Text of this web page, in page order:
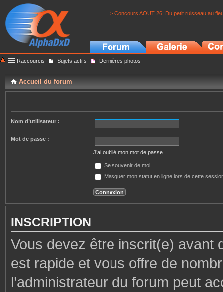
> Concours AOUT 26: Du petit ruisseau au
Raccourcis Sujets actifs Dernières photos
Accueil du forum
Nom d’utilisateur :
Mot de passe :
J’ai oublié mon mot de passe
Se souvenir de moi
Masquer mon statut en ligne lors de cette
INSCRIPTION
Vous devez être inscrit(e) avant
est rapide et vous offre de
l’administrateur du forum peut